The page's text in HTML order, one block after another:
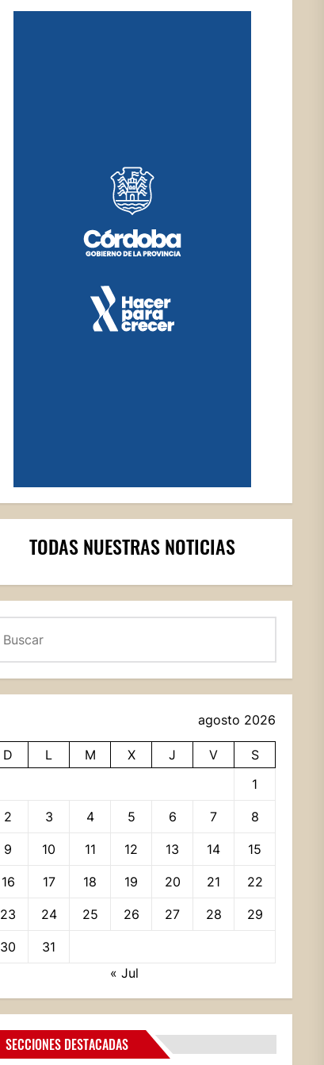
TODAS NUESTRAS NOTICIAS
agosto 2026
D L M X J V
S
1
2 3 4 5 6 7 8
9 10 11 12 13 14 15
16 17 18 19 20 21 22
23 24 25 26 27 28 29
30
31
« Jul
SECCIONES DESTACADAS